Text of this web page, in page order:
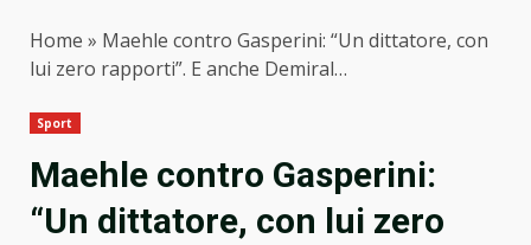
Home » Maehle contro Gasperini: “Un dittatore, con
lui zero rapporti”. E anche Demiral…
Sport
Maehle contro Gasperini:
“Un dittatore, con lui zero